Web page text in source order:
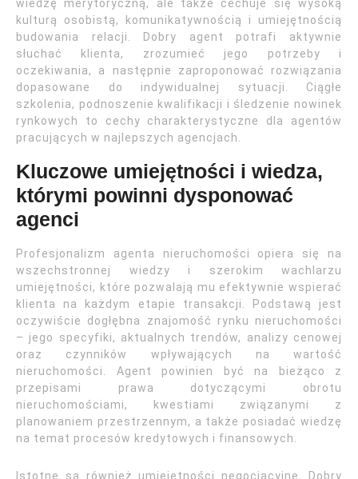
wiedzę merytoryczną, ale także cechuje się wysoką
kulturą osobistą, komunikatywnością i umiejętnością
budowania relacji. Dobry agent potrafi aktywnie
słuchać klienta, zrozumieć jego potrzeby i
oczekiwania, a następnie zaproponować rozwiązania
dopasowane do indywidualnej sytuacji. Ciągłe
szkolenia, podnoszenie kwalifikacji i śledzenie nowinek
rynkowych to cechy charakterystyczne dla agentów
pracujących w najlepszych agencjach.
Kluczowe umiejętności i wiedza,
którymi powinni dysponować
agenci
Profesjonalizm agenta nieruchomości opiera się na
wszechstronnej wiedzy i szerokim wachlarzu
umiejętności, które pozwalają mu efektywnie wspierać
klienta na każdym etapie transakcji. Podstawą jest
oczywiście dogłębna znajomość rynku nieruchomości
– jego specyfiki, aktualnych trendów, analizy cenowej
oraz czynników wpływających na wartość
nieruchomości. Agent powinien być na bieżąco z
przepisami prawa dotyczącymi obrotu
nieruchomościami, kwestiami związanymi z
planowaniem przestrzennym, a także posiadać wiedzę
na temat procesów kredytowych i finansowych.
Istotne są również umiejętności negocjacyjne. Dobry